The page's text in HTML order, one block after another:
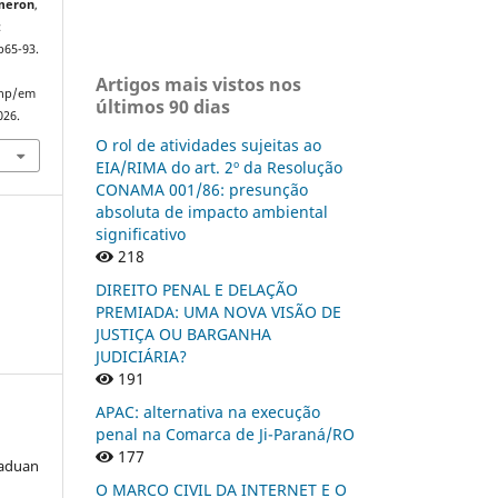
,
93.
em
Artigos mais vistos nos
últimos 90 dias
O rol de atividades sujeitas ao
EIA/RIMA do art. 2º da Resolução
CONAMA 001/86: presunção
absoluta de impacto ambiental
significativo
218
DIREITO PENAL E DELAÇÃO
PREMIADA: UMA NOVA VISÃO DE
JUSTIÇA OU BARGANHA
JUDICIÁRIA?
191
APAC: alternativa na execução
penal na Comarca de Ji-Paraná/RO
177
O MARCO CIVIL DA INTERNET E O